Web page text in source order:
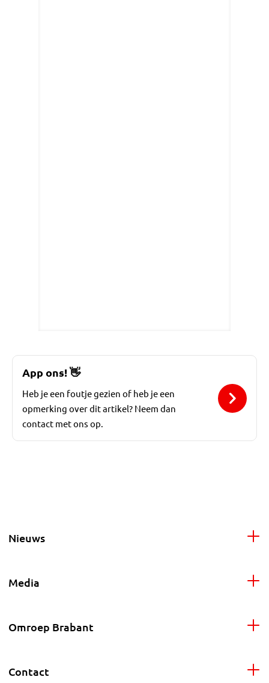
App ons!👋
Heb je een foutje gezien of heb je een
opmerking over dit artikel? Neem dan
contact met ons op.
Nieuws
Media
Omroep Brabant
Contact